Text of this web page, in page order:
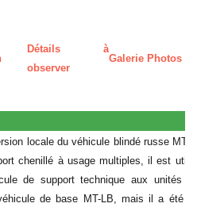
Détails à
observer
Galerie Photos
locale du véhicule blindé russe MT-
chenillé à usage multiples, il est
de support technique aux unités
de base MT-LB, mais il a été